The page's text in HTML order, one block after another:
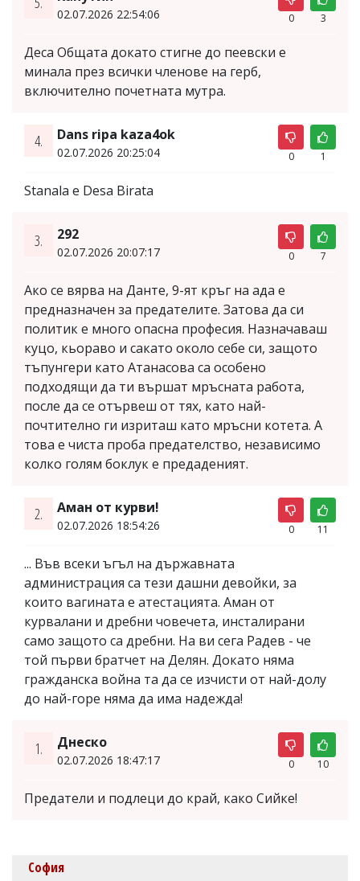
02.07.2026 22:54:06 0 3
Деса Общата докато стигне до пеевски е
минала през всички членове на герб,
включително почетната мутра.
4. Dans ripa kaza4ok
02.07.2026 20:25:04 0 1
Stanala e Desa Birata
3. 292
02.07.2026 20:07:17 0 7
Ако се вярва на Данте, 9-ят кръг на ада е
предназначен за предателите. Затова да си
политик е много опасна професия. Назначаваш
куцо, кьораво и сакато около себе си, защото
тъпунгери като Атанасова са особено
подходящи да ти вършат мръсната работа,
после да се отървеш от тях, като най-
почтително ги изриташ като мръсни котета. А
това е чиста проба предателство, независимо
колко голям боклук е предаденият.
2. Аман от курви!
02.07.2026 18:54:26 0 11
... Във всеки ъгъл на държавната
администрация са тези дашни девойки, за
които вагината е атестацията. Аман от
курвалани и дребни човечета, инсталирани
само защото са дребни. На ви сега Радев - че
той първи братчет на Делян. Докато няма
гражданска война та да се изчисти от най-долу
до най-горе няма да има надежда!
1. Днеско
02.07.2026 18:47:17 0 10
Предатели и подлеци до край, како Сийке!
София